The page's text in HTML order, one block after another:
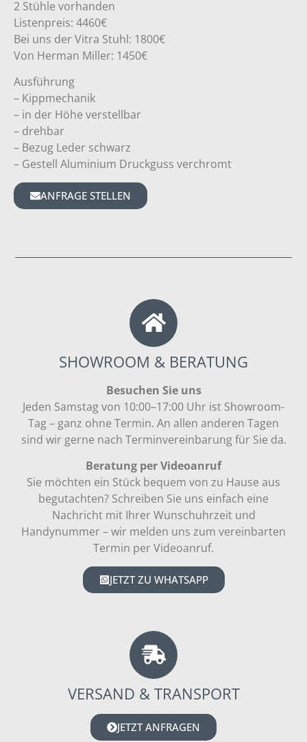
2 Stühle vorhanden
Listenpreis: 4460€
Bei uns der Vitra Stuhl: 1800€
Von Herman Miller: 1450€
Ausführung
– Kippmechanik
– in der Höhe verstellbar
– drehbar
– Bezug Leder schwarz
– Gestell Aluminium Druckguss verchromt
ANFRAGE STELLEN
SHOWROOM & BERATUNG
Besuchen Sie uns
Jeden Samstag von 10:00–17:00 Uhr ist Showroom-
Tag – ganz ohne Termin. An allen anderen Tagen
sind wir gerne nach Terminvereinbarung für Sie da.
Beratung per Videoanruf
Sie möchten ein Stück bequem von zu Hause aus
begutachten? Schreiben Sie uns einfach eine
Nachricht mit Ihrer Wunschuhrzeit und
Handynummer – wir melden uns zum vereinbarten
Termin per Videoanruf.
JETZT ZU WHATSAPP
VERSAND & TRANSPORT
JETZT ANFRAGEN